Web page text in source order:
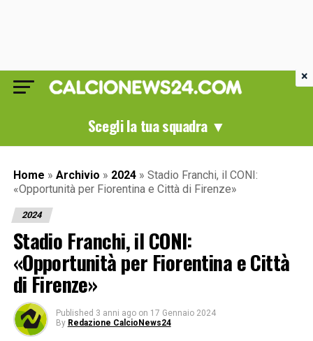
Scegli la tua squadra ▼
Home » Archivio » 2024 » Stadio Franchi, il CONI:
«Opportunità per Fiorentina e Città di Firenze»
2024
Stadio Franchi, il CONI:
«Opportunità per Fiorentina e Città
di Firenze»
Published 3 anni ago on 17 Gennaio 2024
By Redazione CalcioNews24
×